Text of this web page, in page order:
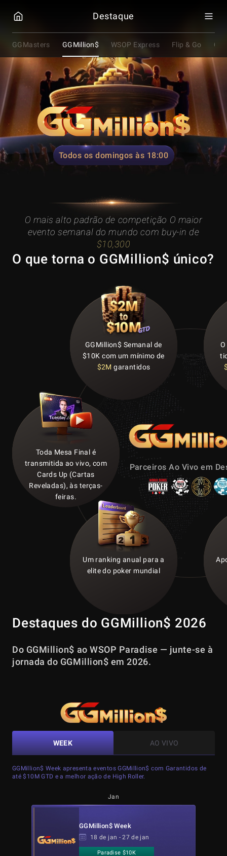
Destaque
GGMasters GGMillion$ WSOP Express Flip & Go O
Todos os domingos às 18:00
O mais alto padrão de competição O maior
evento semanal do mundo com buy-in de
$10,300
O que torna o GGMillion$ único?
Parceiros Ao Vivo em
GGMillion$ Semanal de
$10K com um mínimo de
$2M garantidos
Toda Mesa Final é
transmitida ao vivo, com
Cards Up (Cartas
Reveladas), às terças-
feiras.
Um ranking anual para a
elite do poker mundial
Destaques do GGMillion$ 2026
Do GGMillion$ ao WSOP Paradise — junte-se à
jornada do GGMillion$ em 2026.
WEEK
GGMillion$ Week apresenta eventos GGMillion$ com Garantidos de
até $10M GTD e a melhor ação de High Roller.
AO VIVO
Jan
GGMillion$ Week
18 de jan - 27 de jan
Paradise $10K